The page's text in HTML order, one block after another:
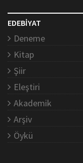
EDEBİYAT
Deneme
Kitap
Şiir
Eleştiri
Akademik
Arşiv
Öykü